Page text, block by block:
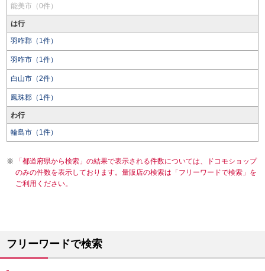
能美市（0件）
は行
羽咋郡（1件）
羽咋市（1件）
白山市（2件）
鳳珠郡（1件）
わ行
輪島市（1件）
「都道府県から検索」の結果で表示される件数については、ドコモショップ
のみの件数を表示しております。量販店の検索は「フリーワードで検索」を
ご利用ください。
フリーワードで検索